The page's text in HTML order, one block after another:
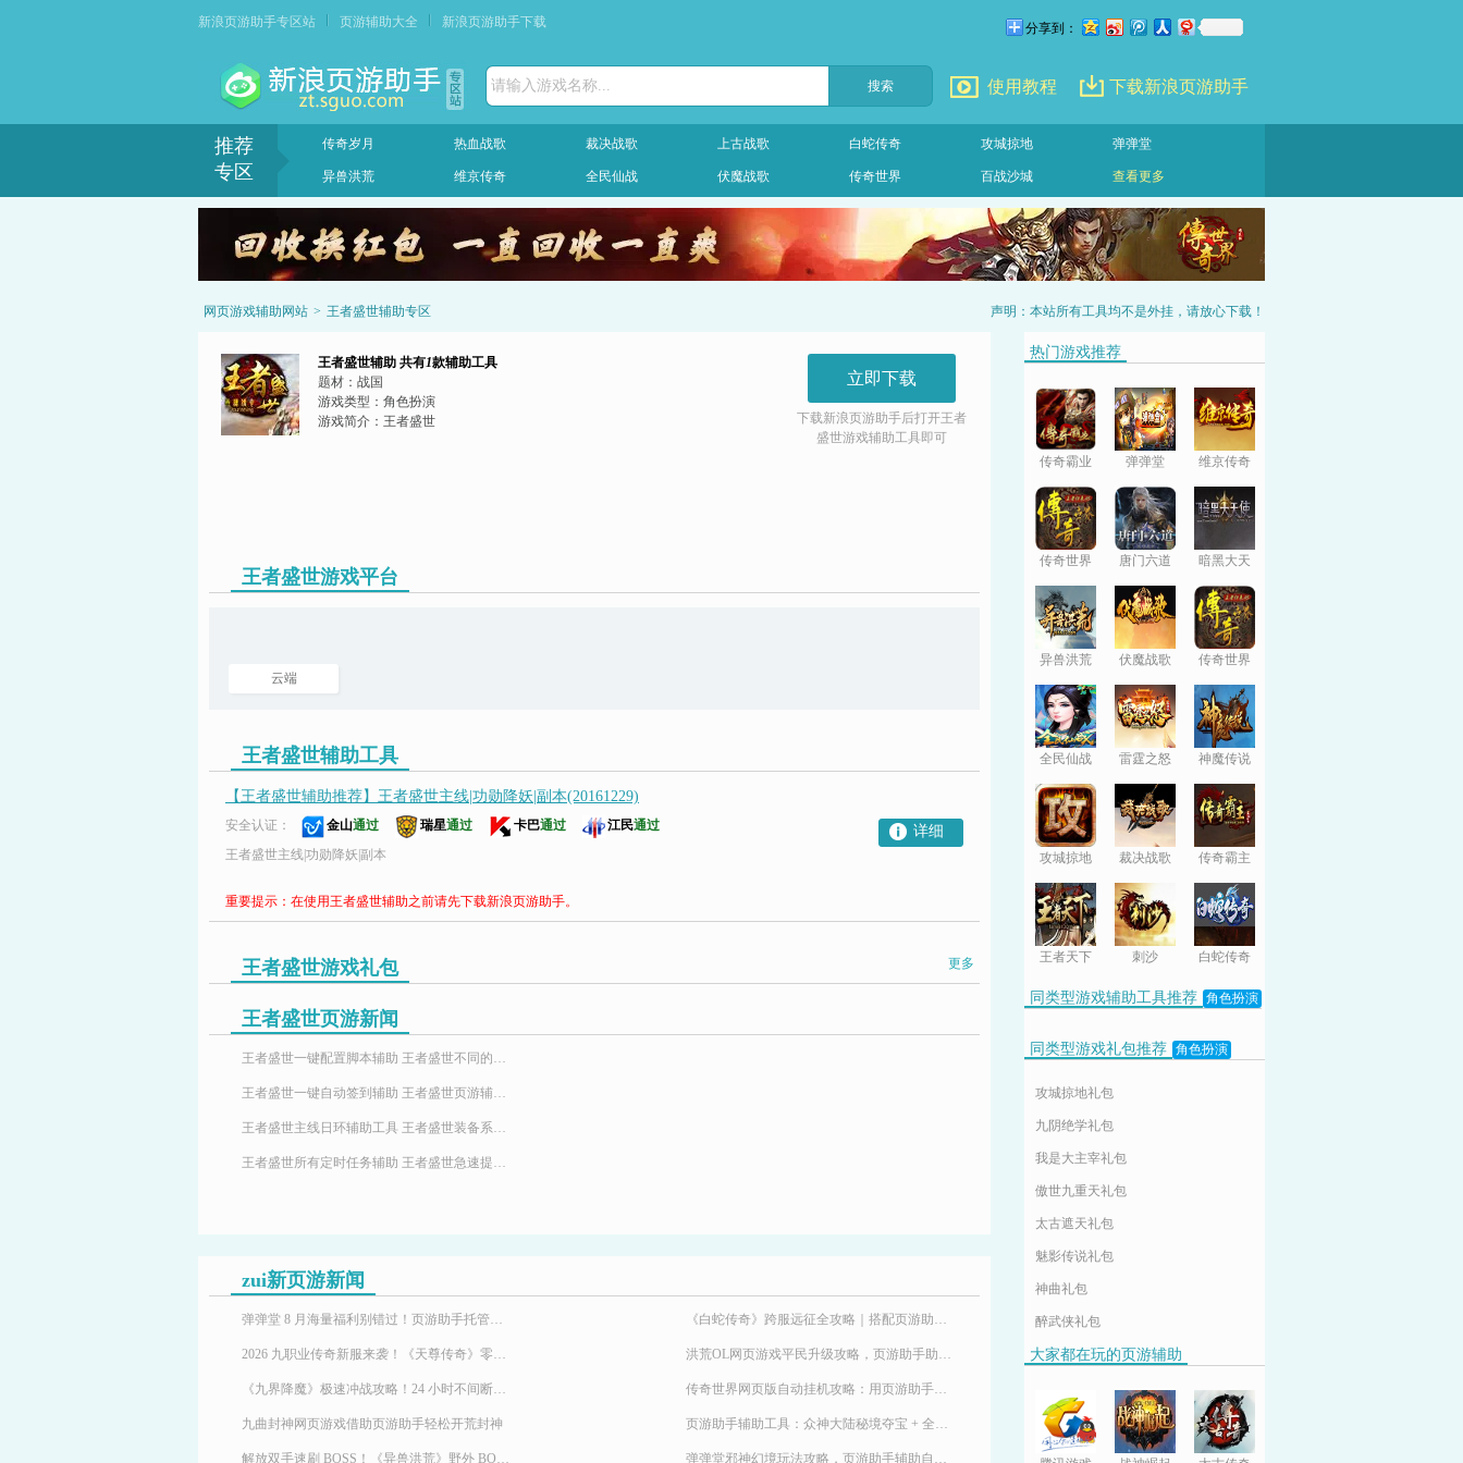
新浪页游助手专区站 页游辅助大全 新浪页游助手下载 分享到：
请输入游戏名称... 使用教程 下载新浪页游助手
推荐
专区
传奇岁月 热血战歌 裁决战歌 上古战歌 白蛇传奇 攻城掠地 弹弹堂
异兽洪荒 维京传奇 全民仙战 伏魔战歌 传奇世界 百战沙城 查看更多
网页游戏辅助网站 > 王者盛世辅助专区 声明：本站所有工具均不是外挂，请放心下载！
王者盛世辅助 共有1款辅助工具
题材： 战国
游戏类型： 角色扮演
游戏简介： 王者盛世
立即下载
下载新浪页游助手后打开王者
盛世游戏辅助工具即可
王者盛世游戏平台
云端
王者盛世辅助工具
【王者盛世辅助推荐】王者盛世主线|功勋降妖|副本(20161229)
安全认证： 金山通过 瑞星通过 卡巴通过 江民通过
王者盛世主线|功勋降妖|副本
重要提示：在使用王者盛世辅助之前请先下载新浪页游助手。
详细
王者盛世游戏礼包 更多
王者盛世页游新闻
王者盛世一键配置脚本辅助 王者盛世不同的属性有什么用
王者盛世一键自动签到辅助 王者盛世页游辅助脚本使用
王者盛世主线日环辅助工具 王者盛世装备系统及提升
王者盛世所有定时任务辅助 王者盛世急速提高等级技巧合集
zui新页游新闻
弹弹堂 8 月海量福利别错过！页游助手托管挂机，限定时装轻松到手
2026 九职业传奇新服来袭！《天尊传奇》零氪高效发育，快速玩转霸服
《九界降魔》极速冲战攻略！24 小时不间断堆战力霸服
九曲封神网页游戏借助页游助手轻松开荒封神
解放双手速刷 BOSS！《异兽洪荒》野外 BOSS 玩法，页游助手挂机打宝两不误
《白蛇传奇》跨服远征全攻略｜搭配页游助手轻松冲霸主段位
洪荒OL网页游戏平民升级攻略，页游助手助力提升战力
传奇世界网页版自动挂机攻略：用页游助手清主线、副本、BOSS和活动
页游助手辅助工具：众神大陆秘境夺宝 + 全活动托管，奖励不遗漏
弹弹堂邪神幻境玩法攻略，页游助手辅助自动挂机升级
热门游戏推荐
传奇霸业 弹弹堂 维京传奇
传奇世界 唐门六道
暗黑大天
使
异兽洪荒 伏魔战歌 传奇世界
全民仙战 雷霆之怒 神魔传说
攻城掠地 裁决战歌 传奇霸主
王者天下 刺沙 白蛇传奇
同类型游戏辅助工具推荐 角色扮演
同类型游戏礼包推荐 角色扮演
攻城掠地礼包
九阴绝学礼包
我是大主宰礼包
傲世九重天礼包
太古遮天礼包
魅影传说礼包
神曲礼包
醉武侠礼包
大家都在玩的页游辅助